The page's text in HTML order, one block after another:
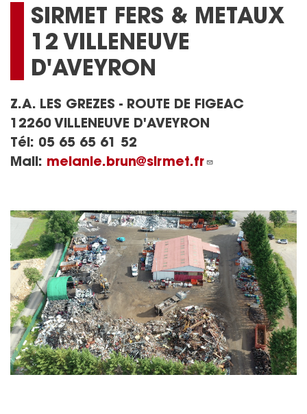
SIRMET FERS & METAUX
12 VILLENEUVE
D'AVEYRON
Z.A. LES GREZES - ROUTE DE FIGEAC
12260 VILLENEUVE D'AVEYRON
Tél: 05 65 65 61 52
Mail: melanie.brun@sirmet.fr